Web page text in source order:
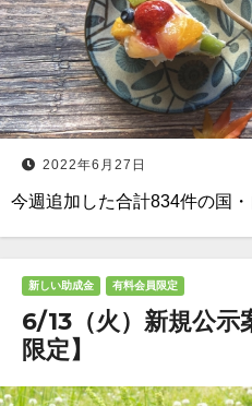
2022年6月27日
今週追加した合計834件の国
新しい助成金 有料会員限定
6/13（火）新規公示
限定】